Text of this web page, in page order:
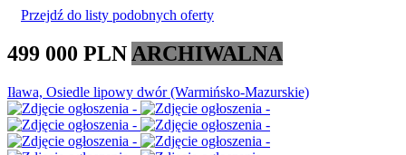
Przejdź do listy podobnych oferty
499 000 PLN ARCHIWALNA
Iława, Osiedle lipowy dwór (Warmińsko-Mazurskie)